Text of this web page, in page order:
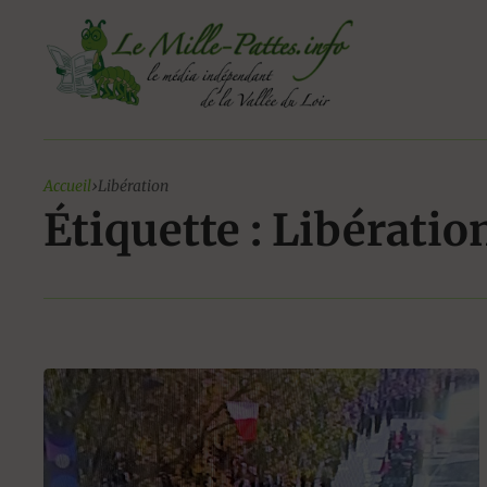
contenu
Accueil›Libération
Étiquette :